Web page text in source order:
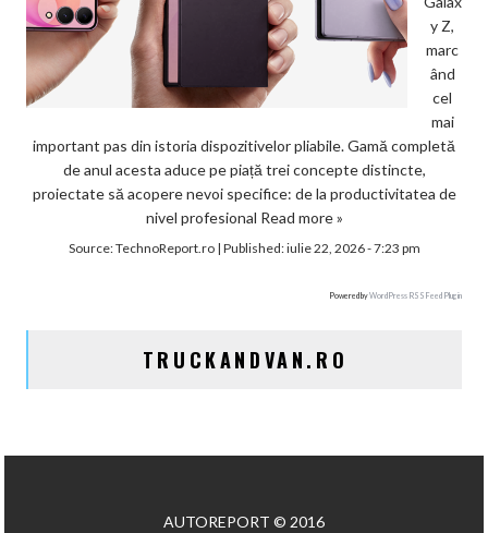
y Z,
marc
ând
cel
mai
important pas din istoria dispozitivelor pliabile. Gamă completă
de anul acesta aduce pe piață trei concepte distincte,
proiectate să acopere nevoi specifice: de la productivitatea de
nivel profesional Read more »
Source:TechnoReport.ro| Published:iulie 22, 2026 - 7:23 pm
Powered byWordPress RSS Feed Plugin
TRUCKANDVAN.RO
AUTOREPORT © 2016